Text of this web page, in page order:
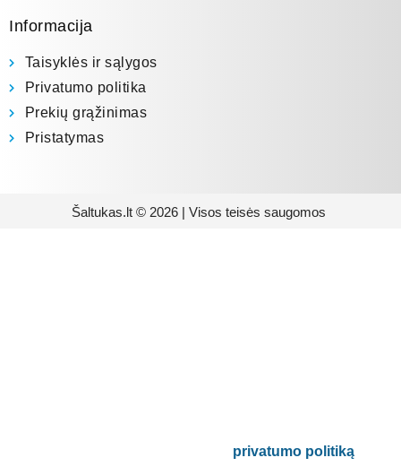
Informacija
Taisyklės ir sąlygos
Privatumo politika
Prekių grąžinimas
Pristatymas
Šaltukas.lt © 2026 | Visos teisės saugomos
privatumo politiką.